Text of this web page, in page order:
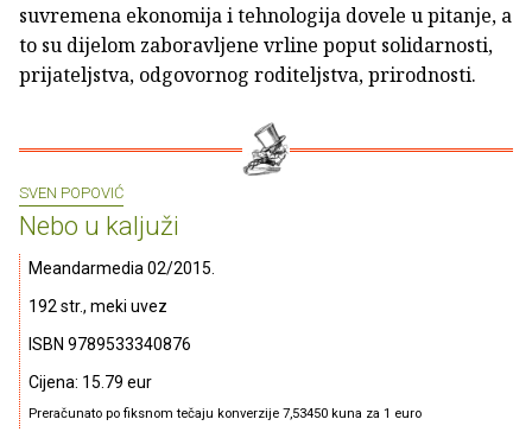
suvremena ekonomija i tehnologija dovele u pitanje, a
to su dijelom zaboravljene vrline poput solidarnosti,
prijateljstva, odgovornog roditeljstva, prirodnosti.
SVEN POPOVIĆ
Nebo u kaljuži
Meandarmedia 02/2015.
192 str., meki uvez
ISBN 9789533340876
Cijena: 15.79 eur
Preračunato po fiksnom tečaju konverzije 7,53450 kuna za 1 euro